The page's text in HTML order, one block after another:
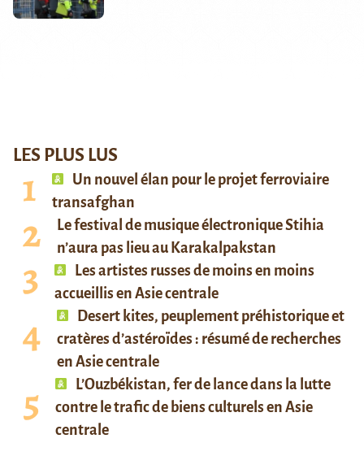
LES PLUS LUS
Un nouvel élan pour le projet ferroviaire
transafghan
Le festival de musique électronique Stihia
n’aura pas lieu au Karakalpakstan
Les artistes russes de moins en moins
accueillis en Asie centrale
Desert kites, peuplement préhistorique et
cratères d’astéroïdes : résumé de recherches
en Asie centrale
L’Ouzbékistan, fer de lance dans la lutte
contre le trafic de biens culturels en Asie
centrale